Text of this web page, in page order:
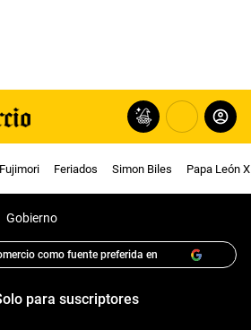
Feriados Simon Biles Papa León
Gobierno
como fuente preferida en
para suscriptores